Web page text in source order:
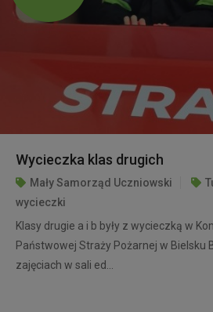
Wycieczka klas drugich
Mały Samorząd Uczniowski
wycieczki
Klasy drugie a i b były z wycieczką w
Państwowej Straży Pożarnej w Bielsku
zajęciach w sali ed...